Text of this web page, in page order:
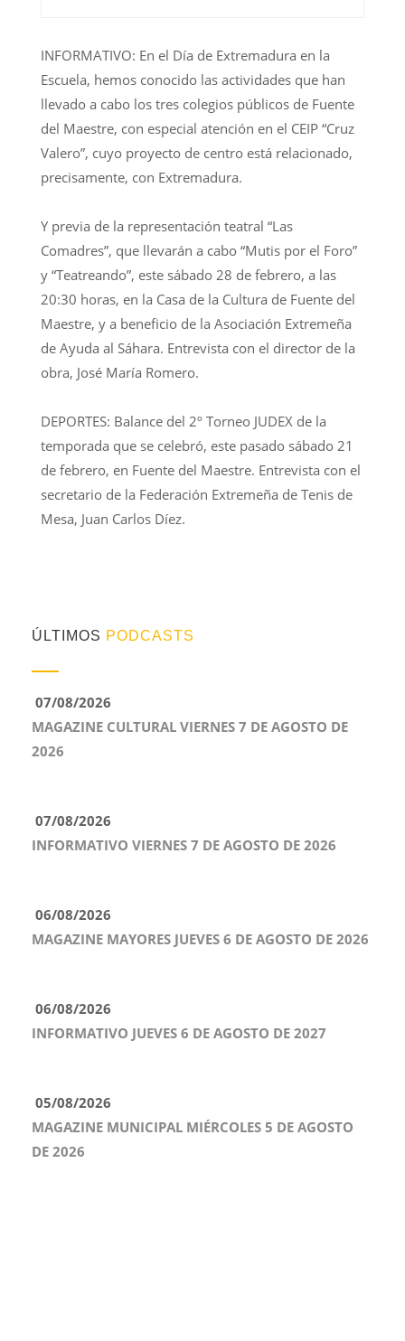
INFORMATIVO: En el Día de Extremadura en la
Escuela, hemos conocido las actividades que han
llevado a cabo los tres colegios públicos de Fuente
del Maestre, con especial atención en el CEIP “Cruz
Valero”, cuyo proyecto de centro está relacionado,
precisamente, con Extremadura.
Y previa de la representación teatral “Las
Comadres”, que llevarán a cabo “Mutis por el Foro”
y “Teatreando”, este sábado 28 de febrero, a las
20:30 horas, en la Casa de la Cultura de Fuente del
Maestre, y a beneficio de la Asociación Extremeña
de Ayuda al Sáhara. Entrevista con el director de la
obra, José María Romero.
DEPORTES: Balance del 2º Torneo JUDEX de la
temporada que se celebró, este pasado sábado 21
de febrero, en Fuente del Maestre. Entrevista con el
secretario de la Federación Extremeña de Tenis de
Mesa, Juan Carlos Díez.
ÚLTIMOS PODCASTS
07/08/2026
MAGAZINE CULTURAL VIERNES 7 DE AGOSTO DE
2026
07/08/2026
INFORMATIVO VIERNES 7 DE AGOSTO DE 2026
06/08/2026
MAGAZINE MAYORES JUEVES 6 DE AGOSTO DE 2026
06/08/2026
INFORMATIVO JUEVES 6 DE AGOSTO DE 2027
05/08/2026
MAGAZINE MUNICIPAL MIÉRCOLES 5 DE AGOSTO
DE 2026